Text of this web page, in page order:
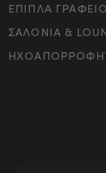
ΕΠΙΠΛΑ
ΣΑΛΟΝΙΑ &